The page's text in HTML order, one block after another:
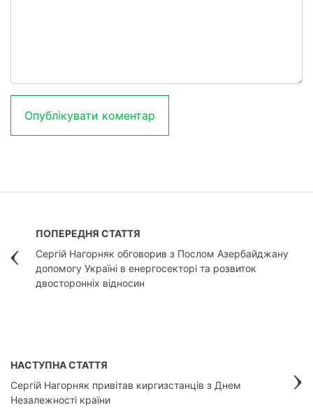
ПОПЕРЕДНЯ СТАТТЯ
Сергій Нагорняк обговорив з Послом Азербайджану
допомогу Україні в енергосекторі та розвиток
двосторонніх відносин
НАСТУПНА СТАТТЯ
Сергій Нагорняк привітав киргизстанців з Днем
Незалежності країни